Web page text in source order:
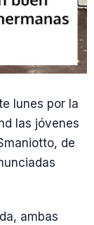
lunes por la
las jóvenes
de
ambas